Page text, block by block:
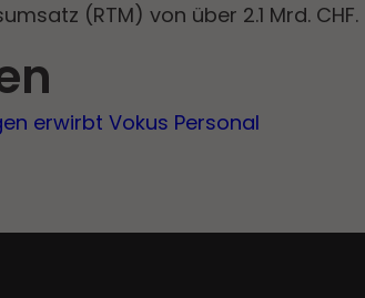
(RTM) von über 2.1 Mrd. CHF.
erwirbt Vokus Personal